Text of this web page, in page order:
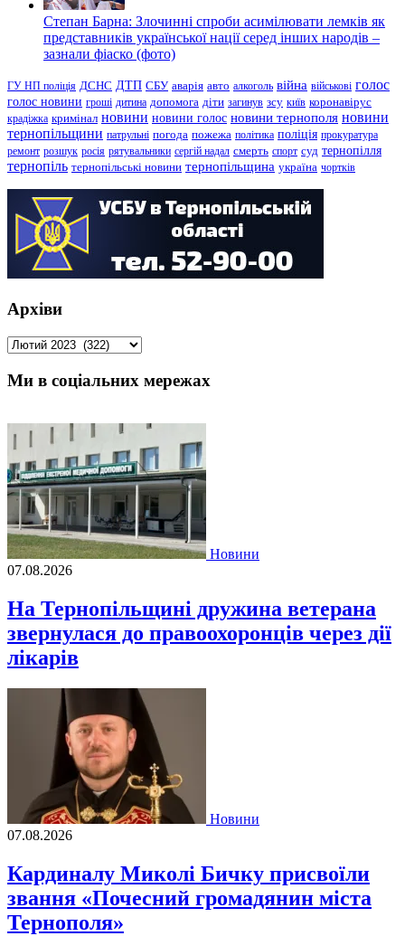
Степан Барна: Злочинні спроби асимілювати лемків як
представників української нації серед інших народів –
зазнали фіаско (фото)
ГУ НП поліція ДСНС ДТП СБУ аварія авто алкоголь війна військові голос
голос новини гроші дитина допомога діти загинув зсу київ коронавірус
крадіжка кримінал новини новини голос новини тернополя новини
тернопільщини патрульні погода пожежа політика поліція прокуратура
ремонт розшук росія рятувальники сергій надал смерть спорт суд тернопілля
тернопіль тернопільські новини тернопільщина україна чортків
Архіви
Архіви
Ми в соціальних мережах
Новини
07.08.2026
На Тернопільщині дружина ветерана
звернулася до правоохоронців через дії
лікарів
Новини
07.08.2026
Кардиналу Миколі Бичку присвоїли
звання «Почесний громадянин міста
Тернополя»